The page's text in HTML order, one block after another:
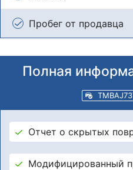
Пробег от продавца
Полная
Отчет о скрытых
Модифицированный